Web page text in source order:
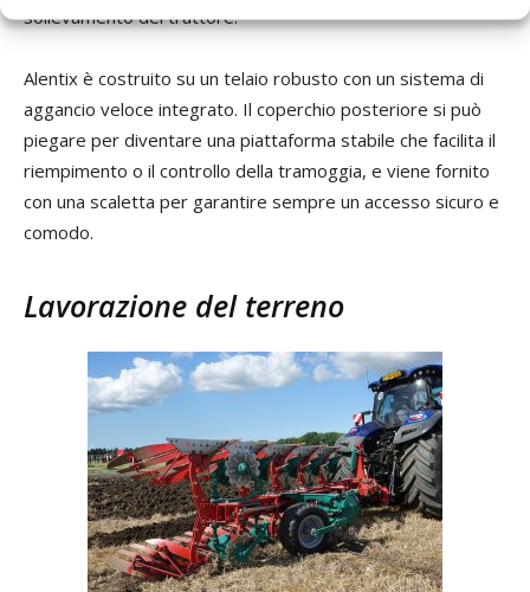
sollevamento del trattore.
Alentix è costruito su un telaio robusto con un sistema di
aggancio veloce integrato. Il coperchio posteriore si può
piegare per diventare una piattaforma stabile che facilita il
riempimento o il controllo della tramoggia, e viene fornito
con una scaletta per garantire sempre un accesso sicuro e
comodo.
Lavorazione del terreno